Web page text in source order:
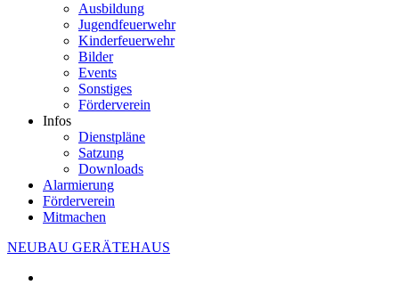
Ausbildung
Jugendfeuerwehr
Kinderfeuerwehr
Bilder
Events
Sonstiges
Förderverein
Infos
Dienstpläne
Satzung
Downloads
Alarmierung
Förderverein
Mitmachen
NEUBAU GERÄTEHAUS